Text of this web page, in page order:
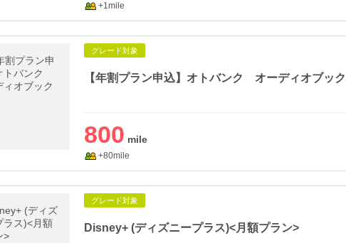
+1mile
グレード対象
800
+80mile
グレード対象
Disney+ (ディズニープラス)<月額プラン>